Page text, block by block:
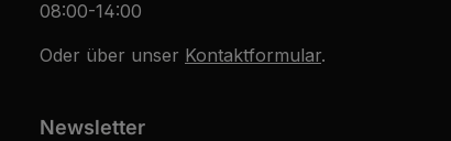
08:00-14:00
Oder über unser Kontaktformular.
Newsletter